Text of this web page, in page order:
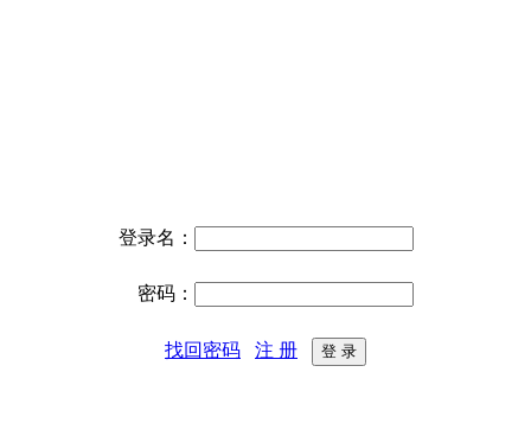
登录名：
密码：
找回密码 注 册